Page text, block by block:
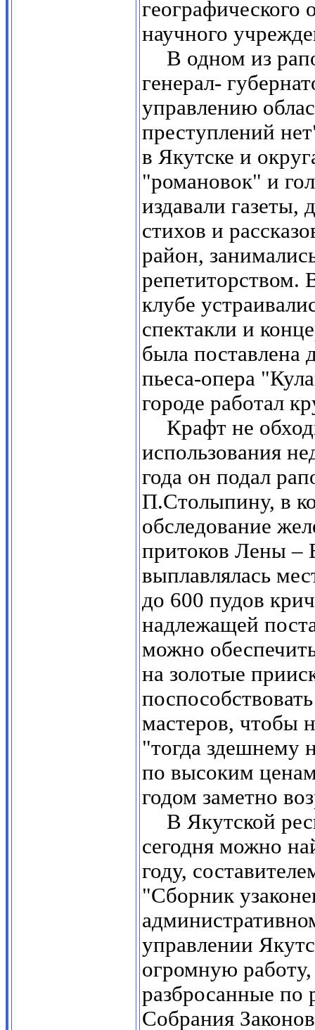
географического
научного
В одном из
генерал-
управлению
преступлений
в Якутске и
"романовок" и
издавали
стихов и
район,
репетиторством.
клубе
спектакли и
была
пьеса-опера
городе работал
Крафт не
использования
года он подал
П.Столыпину, в
обследование
притоков Лены –
выплавлялась
до 600 пудов
надлежащей
можно
на золотые
мастеров, чтобы
"тогда здешнему
по высоким
годом заметно
В Якутской
сегодня можно
году,
"Сборник
управлении
огромную
разбросанные по
Собрания